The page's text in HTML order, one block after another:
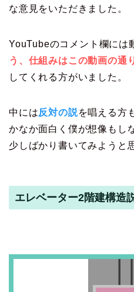
な意見をいただきました。
YouTubeのコメント欄には
う、仕組みはこの動画の通
してくれる方がいました。
中には反対の説を唱える方
かなか面白く僕が想像もし
少しばかり書いてみようと
エレベーター2階建構造